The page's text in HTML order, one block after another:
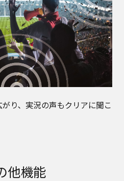
り、実況の声もクリアに聞こ
他機能